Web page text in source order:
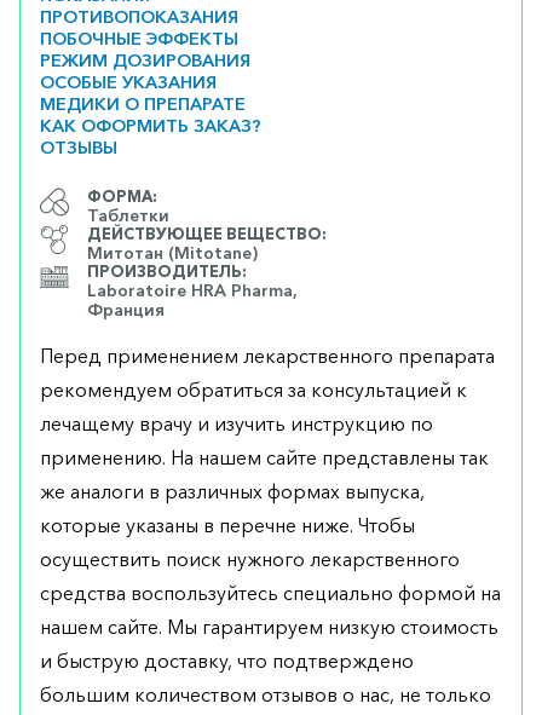
ПРОТИВОПОКАЗАНИЯ
ПОБОЧНЫЕ ЭФФЕКТЫ
РЕЖИМ ДОЗИРОВАНИЯ
ОСОБЫЕ УКАЗАНИЯ
МЕДИКИ О ПРЕПАРАТЕ
КАК ОФОРМИТЬ ЗАКАЗ?
ОТЗЫВЫ
ФОРМА:
Таблетки
ДЕЙСТВУЮЩЕЕ ВЕЩЕСТВО:
Митотан (Mitotane)
ПРОИЗВОДИТЕЛЬ:
Laboratoire HRA Pharma,
Франция
Перед применением лекарственного препарата
рекомендуем обратиться за консультацией к
лечащему врачу и изучить инструкцию по
применению. На нашем сайте представлены так
же аналоги в различных формах выпуска,
которые указаны в перечне ниже. Чтобы
осуществить поиск нужного лекарственного
средства воспользуйтесь специально формой на
нашем сайте. Мы гарантируем низкую стоимость
и быструю доставку, что подтверждено
большим количеством отзывов о нас, не только